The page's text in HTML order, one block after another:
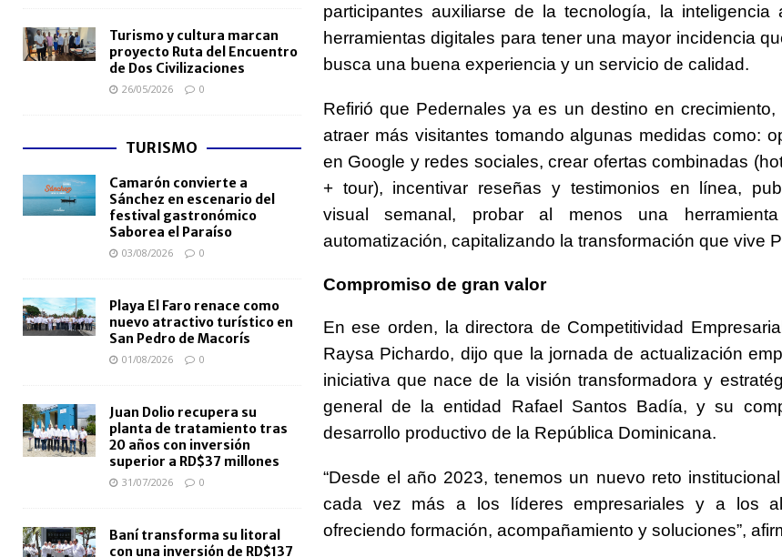
participantes auxiliarse de la tecnología, la inteligencia
herramientas digitales para tener una mayor incidencia
busca una buena experiencia y un servicio de calidad.
Refirió que Pedernales ya es un destino en crecimiento,
atraer más visitantes tomando algunas medidas como:
en Google y redes sociales, crear ofertas combinadas
+ tour), incentivar reseñas y testimonios en línea,
visual semanal, probar al menos una
automatización, capitalizando la transformación que vive
Compromiso de gran valor
En ese orden, la directora de Competitividad
Raysa Pichardo, dijo que la jornada de actualización
iniciativa que nace de la visión transformadora y
general de la entidad Rafael Santos Badía, y su
desarrollo productivo de la República Dominicana.
“Desde el año 2023, tenemos un nuevo reto
cada vez más a los líderes empresariales y a los
ofreciendo formación, acompañamiento y soluciones”,
Turismo y cultura marcan
proyecto Ruta del Encuentro
de Dos Civilizaciones
26/05/2026 0
TURISMO
Camarón convierte a
Sánchez en escenario del
festival gastronómico
Saborea el Paraíso
03/08/2026 0
Playa El Faro renace como
nuevo atractivo turístico en
San Pedro de Macorís
01/08/2026 0
Juan Dolio recupera su
planta de tratamiento tras
20 años con inversión
superior a RD$37 millones
31/07/2026 0
Baní transforma su litoral
con una inversión de RD$137